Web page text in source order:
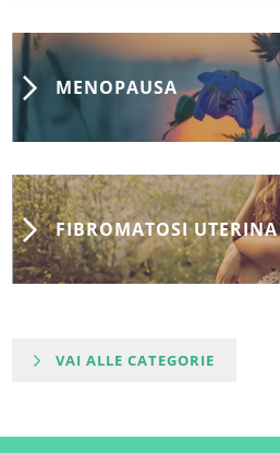
MENOPAUSA
FIBROMATOSI UTERINA
VAI ALLE CATEGORIE